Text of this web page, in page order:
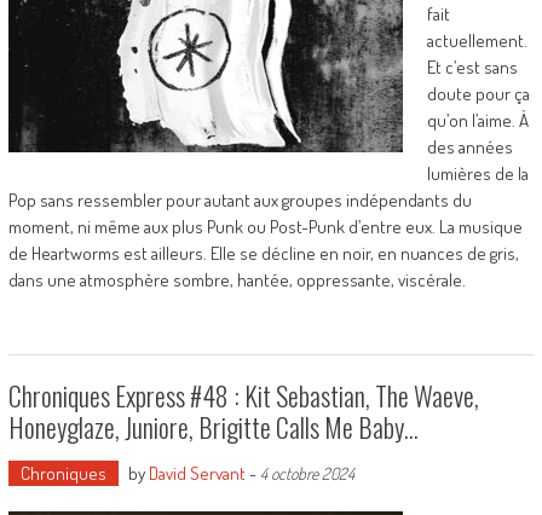
fait
actuellement.
Et c’est sans
doute pour ça
qu’on l’aime. À
des années
lumières de la
Pop sans ressembler pour autant aux groupes indépendants du
moment, ni même aux plus Punk ou Post-Punk d’entre eux. La musique
de Heartworms est ailleurs. Elle se décline en noir, en nuances de gris,
dans une atmosphère sombre, hantée, oppressante, viscérale.
Chroniques Express #48 : Kit Sebastian, The Waeve,
Honeyglaze, Juniore, Brigitte Calls Me Baby…
Chroniques by David Servant- 4 octobre 2024